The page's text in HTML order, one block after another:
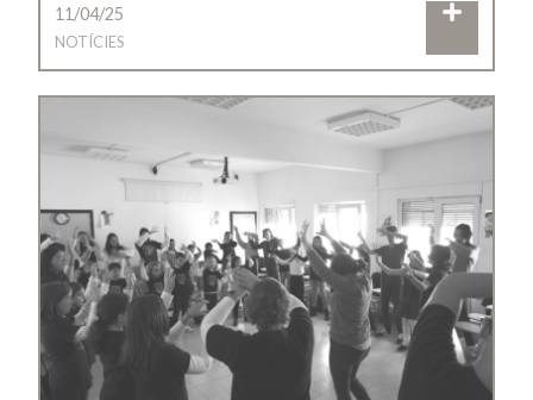
11/04/25
NOTÍCIES